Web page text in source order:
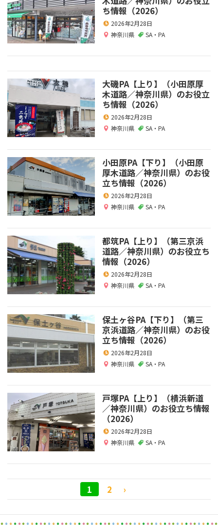
ち情報（2026）
2026年2月28日
神奈川県
SA・PA
大磯PA【上り】（小田原厚
木道路／神奈川県）のお役立
ち情報（2026）
2026年2月28日
神奈川県
SA・PA
小田原PA【下り】（小田原
厚木道路／神奈川県）のお役
立ち情報（2026）
2026年2月28日
神奈川県
SA・PA
都筑PA【上り】（第三京浜
道路／神奈川県）のお役立ち
情報（2026）
2026年2月28日
神奈川県
SA・PA
保土ヶ谷PA【下り】（第三
京浜道路／神奈川県）のお役
立ち情報（2026）
2026年2月28日
神奈川県
SA・PA
戸塚PA【上り】（横浜新道
／神奈川県）のお役立ち情報
（2026）
2026年2月28日
神奈川県
SA・PA
1 2 ›